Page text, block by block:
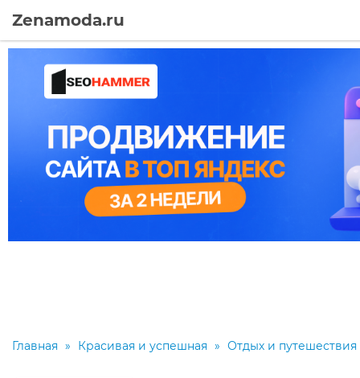
Zenamoda.ru
Главная » Красивая и успешная » Отдых и путешествия